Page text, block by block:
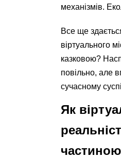
механізмів.
Все ще
віртуального
казковою?
повільно, але
сучасному
Як
частиною